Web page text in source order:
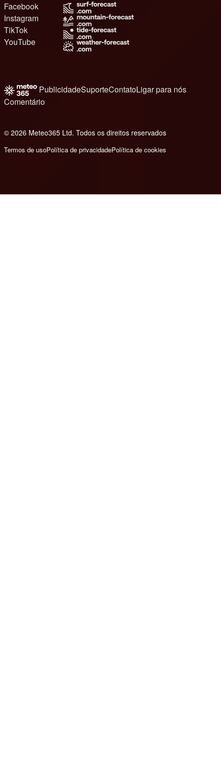
Facebook
Instagram
TikTok
YouTube
PublicidadeSuporteContatoLigar para nós
Comentário
© 2026 Meteo365 Ltd. Todos os direitos reservados
Termos de usoPolítica de privacidadePolítica de cookies